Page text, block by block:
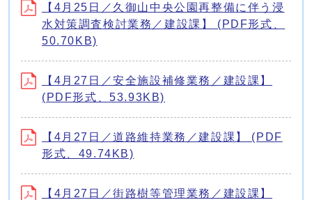
【4月25日／久御山中央公園再整備に伴う浸
水対策調査検討業務／建設課】 (PDF形式、
50.70KB)
【4月27日／安全施設補修業務／建設課】
(PDF形式、53.93KB)
【4月27日／道路維持業務／建設課】 (PDF
形式、49.74KB)
【4月27日／街路樹等管理業務／建設課】